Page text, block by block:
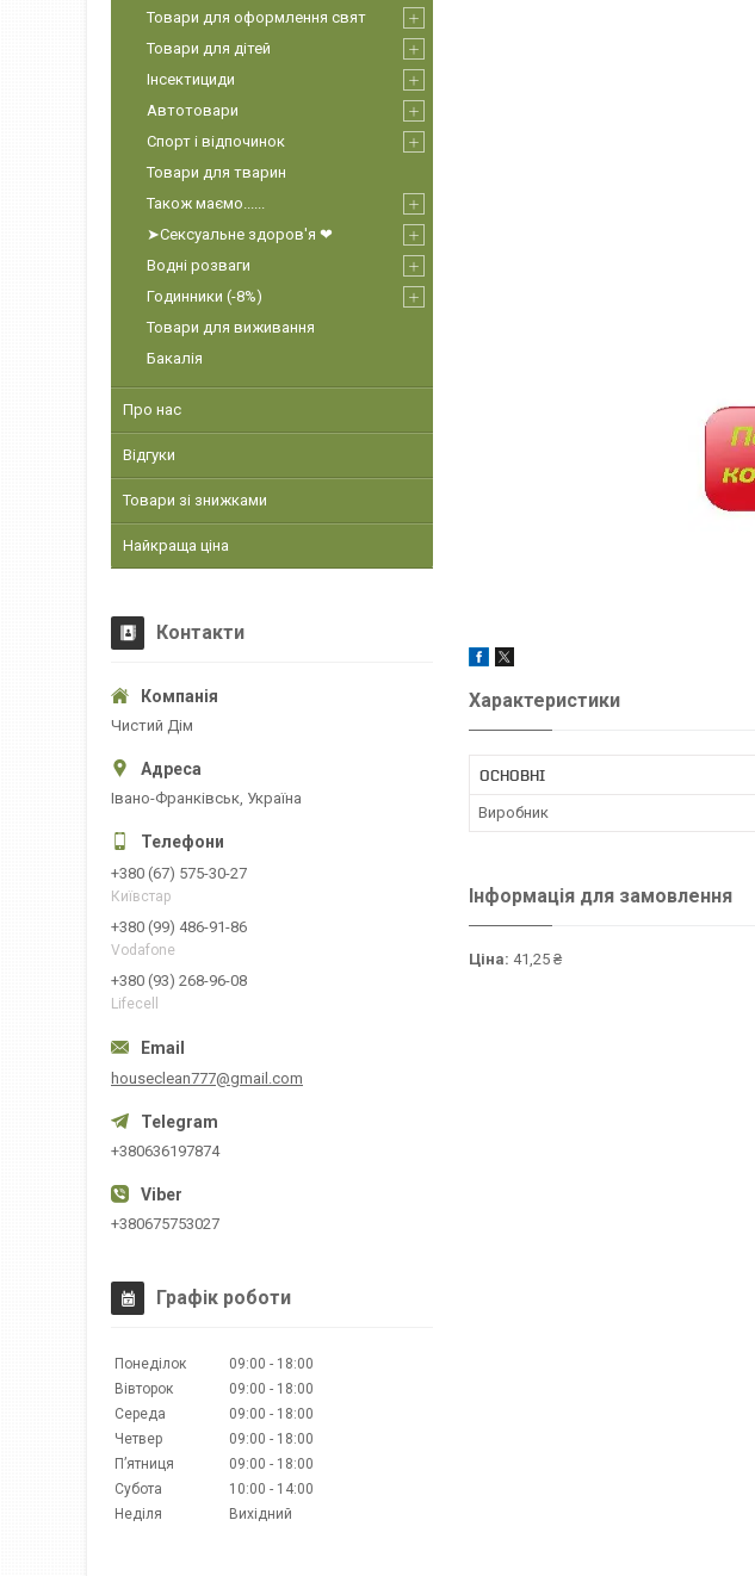
Характеристики
ОСНОВНІ
Виробник
Інформація для замовлення
Ціна: 41,25 ₴
Товари для оформлення свят
Товари для дітей
Інсектициди
Автотовари
Спорт і відпочинок
Товари для тварин
Також маємо......
➤Сексуальне здоров'я ❤
Водні розваги
Годинники (-8%)
Товари для виживання
Бакалія
Про нас
Відгуки
Товари зі знижками
Найкраща ціна
Контакти
Чистий Дім
Івано-Франківськ, Україна
+380 (67) 575-30-27
Київстар
+380 (99) 486-91-86
Vodafone
+380 (93) 268-96-08
Lifecell
houseclean777@gmail.com
+380636197874
+380675753027
Графік роботи
Понеділок 09:00
18:00
Вівторок
09:00
18:00
Середа
09:00
18:00
Четвер
09:00
18:00
Пʼятниця
09:00
18:00
Субота
10:00
14:00
Неділя
Вихідний